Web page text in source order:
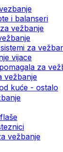
i balanseri
vežbanje
za
vijace
za
vežbanje
kuće - ostalo
vežbanje